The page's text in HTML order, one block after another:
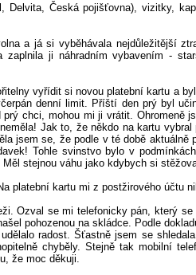
Delvita, Česká pojišťovna), vizitky,
a já si vyběhávala nejdůležitější
ji náhradním vybavením -
vyřídit si novou platební kartu a
denní limit. Příští den prý byl
chci, mohou mi ji vrátit.
Jak to, že někdo na kartu
jsem se, že podle v té době
Tohle svinstvo bylo v
stejnou váhu jako kdybych si
platební kartu mi z postžirového účtu
Ozval se mi telefonicky pán, který
pohozenou na skládce. Podle
radost. Šťastně jsem se
chyběly. Stejně tak mobilní
že moc děkuji.